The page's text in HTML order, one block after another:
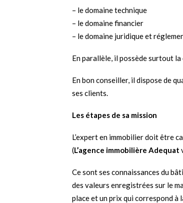
– le domaine technique
– le domaine financier
– le domaine juridique et
En parallèle, il possède surtout
En bon conseiller, il dispose de
ses clients.
Les étapes de sa mission
L’expert en immobilier doit être
(L’agence immobilière Adequat
Ce sont ses connaissances du
des valeurs enregistrées sur le
place et un prix qui correspond à